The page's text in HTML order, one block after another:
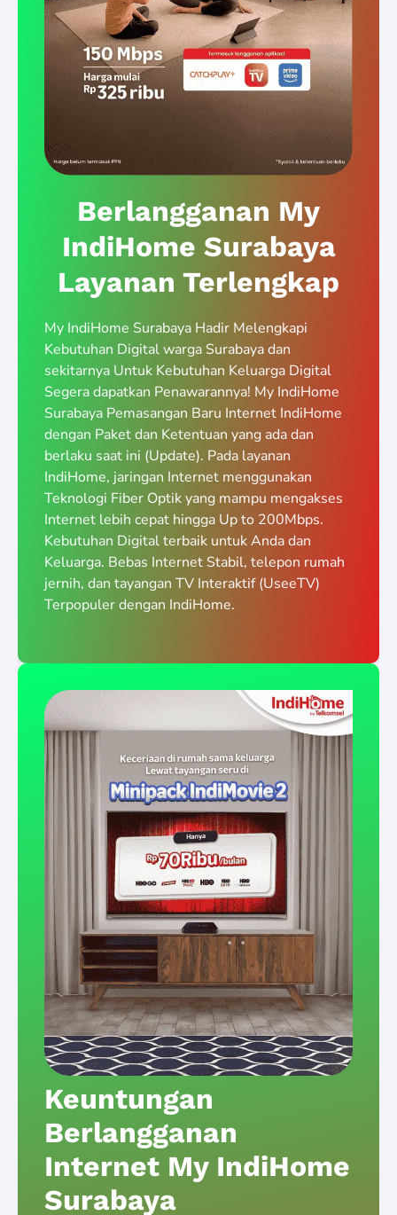
Berlangganan My
IndiHome Surabaya
Layanan Terlengkap
My IndiHome Surabaya Hadir Melengkapi
Kebutuhan Digital warga Surabaya dan
sekitarnya Untuk Kebutuhan Keluarga Digital
Segera dapatkan Penawarannya! My IndiHome
Surabaya Pemasangan Baru Internet IndiHome
dengan Paket dan Ketentuan yang ada dan
berlaku saat ini (Update). Pada layanan
IndiHome, jaringan Internet menggunakan
Teknologi Fiber Optik yang mampu mengakses
Internet lebih cepat hingga Up to 200Mbps.
Kebutuhan Digital terbaik untuk Anda dan
Keluarga. Bebas Internet Stabil, telepon rumah
jernih, dan tayangan TV Interaktif (UseeTV)
Terpopuler dengan IndiHome.
Keuntungan
Berlangganan
Internet My IndiHome
Surabaya